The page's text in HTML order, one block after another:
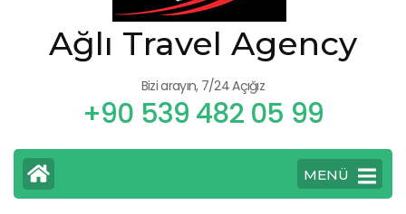
Ağlı Travel Agency
Bizi arayın, 7/24 Açığız
+90 539 482 05 99
MENÜ